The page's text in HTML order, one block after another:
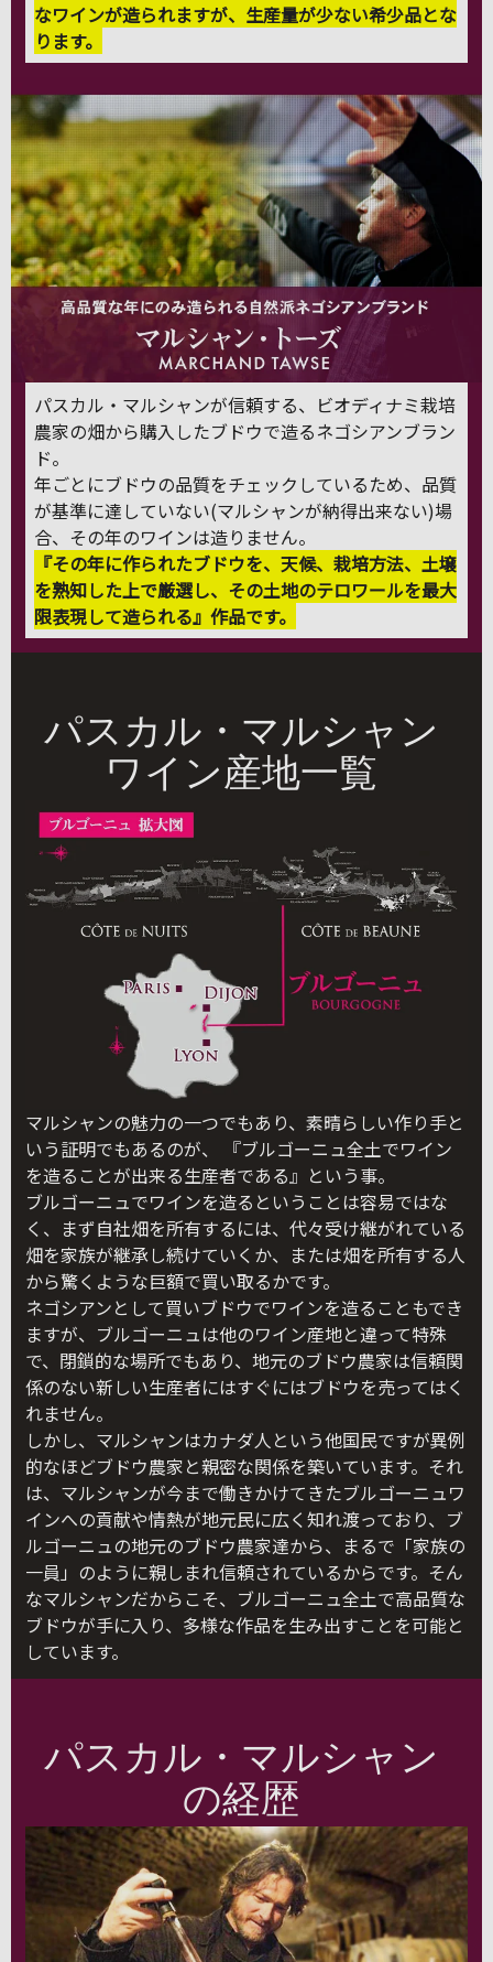
なワインが造られますが、生産量が少ない希少品とな
ります。
パスカル・マルシャンが信頼する、ビオディナミ栽培
農家の畑から購入したブドウで造るネゴシアンブラン
ド。
年ごとにブドウの品質をチェックしているため、品質
が基準に達していない(マルシャンが納得出来ない)場
合、その年のワインは造りません。
『その年に作られたブドウを、天候、栽培方法、土壌
を熟知した上で厳選し、その土地のテロワールを最大
限表現して造られる』作品です。
パスカル・マルシャン
ワイン産地一覧
マルシャンの魅力の一つでもあり、素晴らしい作り手と
いう証明でもあるのが、 『ブルゴーニュ全土でワイン
を造ることが出来る生産者である』という事。
ブルゴーニュでワインを造るということは容易ではな
く、まず自社畑を所有するには、代々受け継がれている
畑を家族が継承し続けていくか、または畑を所有する人
から驚くような巨額で買い取るかです。
ネゴシアンとして買いブドウでワインを造ることもでき
ますが、ブルゴーニュは他のワイン産地と違って特殊
で、閉鎖的な場所でもあり、地元のブドウ農家は信頼関
係のない新しい生産者にはすぐにはブドウを売ってはく
れません。
しかし、マルシャンはカナダ人という他国民ですが異例
的なほどブドウ農家と親密な関係を築いています。それ
は、マルシャンが今まで働きかけてきたブルゴーニュワ
インへの貢献や情熱が地元民に広く知れ渡っており、ブ
ルゴーニュの地元のブドウ農家達から、まるで「家族の
一員」のように親しまれ信頼されているからです。そん
なマルシャンだからこそ、ブルゴーニュ全土で高品質な
ブドウが手に入り、多様な作品を生み出すことを可能と
しています。
パスカル・マルシャン
の経歴